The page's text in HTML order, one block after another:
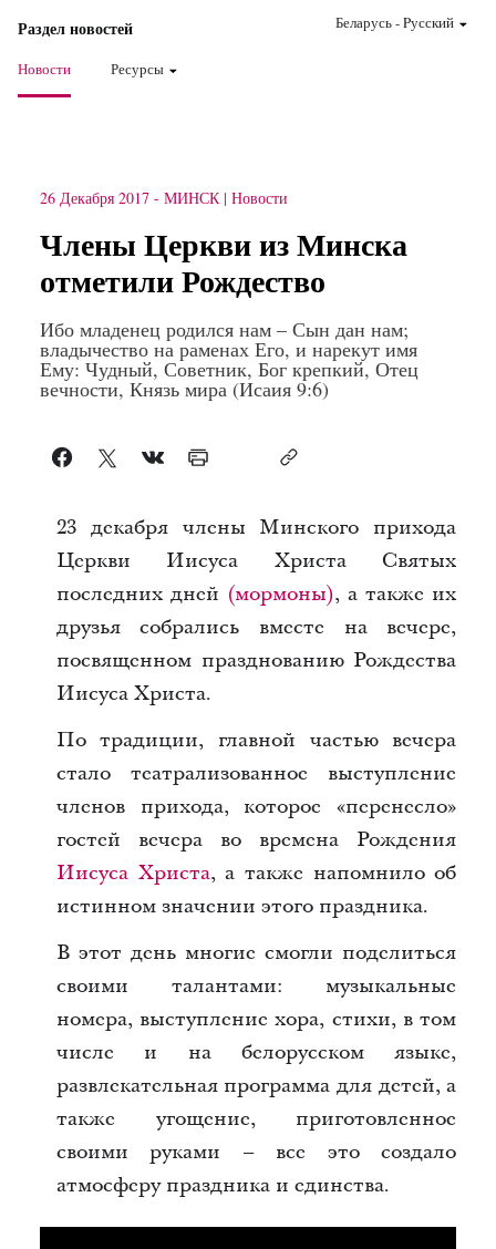
Раздел новостей
Новости Ресурсы
Беларусь-Pусский
26 Декабря 2017 - МИНСК Новости
Члены Церкви из Минска
отметили Рождество
Ибо младенец родился нам – Сын дан нам;
владычество на раменах Его, и нарекут имя
Ему: Чудный, Советник, Бог крепкий, Отец
вечности, Князь мира (Исаия 9:6)
23 декабря члены Минского прихода
Церкви Иисуса Христа Святых
последних дней (мормоны), а также их
друзья собрались вместе на вечере,
посвященном празднованию Рождества
Иисуса Христа.
По традиции, главной частью вечера
стало театрализованное выступление
членов прихода, которое «перенесло»
гостей вечера во времена Рождения
Иисуса Христа, а также напомнило об
истинном значении этого праздника.
В этот день многие смогли поделиться
своими талантами: музыкальные
номера, выступление хора, стихи, в том
числе и на белорусском языке,
развлекательная программа для детей, а
также угощение, приготовленное
своими руками – все это создало
атмосферу праздника и единства.